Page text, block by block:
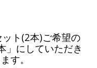
ト(2本)ご希望の
」にしていただき
す。